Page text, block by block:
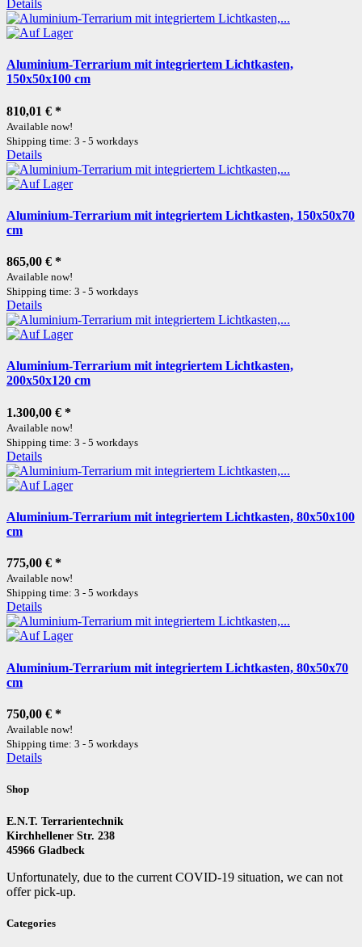
Details
Aluminium-Terrarium mit integriertem Lichtkasten,
150x50x100 cm
810,01 € *
Available now!
Shipping time: 3 - 5 workdays
Details
Aluminium-Terrarium mit integriertem Lichtkasten, 150x50x70
cm
865,00 € *
Available now!
Shipping time: 3 - 5 workdays
Details
Aluminium-Terrarium mit integriertem Lichtkasten,
200x50x120 cm
1.300,00 € *
Available now!
Shipping time: 3 - 5 workdays
Details
Aluminium-Terrarium mit integriertem Lichtkasten, 80x50x100
cm
775,00 € *
Available now!
Shipping time: 3 - 5 workdays
Details
Aluminium-Terrarium mit integriertem Lichtkasten, 80x50x70
cm
750,00 € *
Available now!
Shipping time: 3 - 5 workdays
Details
Shop
E.N.T. Terrarientechnik
Kirchhellener Str. 238
45966 Gladbeck
Unfortunately, due to the current COVID-19 situation, we can not
offer pick-up.
Categories